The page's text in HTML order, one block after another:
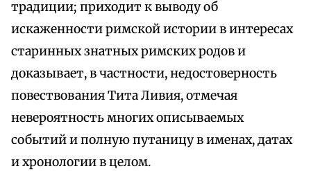
традиции; приходит к выводу об
искаженности римской истории в интересах
старинных знатных римских родов и
доказывает, в частности, недостоверность
повествования Тита Ливия, отмечая
невероятность многих описываемых
событий и полную путаницу в именах, датах
и хронологии в целом.